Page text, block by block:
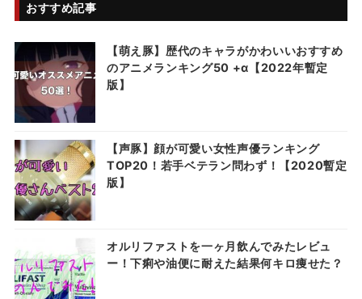
おすすめ記事
【萌え豚】歴代のキャラがかわいいおすすめ
のアニメランキング50 +α【2022年暫定
版】
【声豚】顔が可愛い女性声優ランキング
TOP20！若手ベテラン問わず！【2020暫定
版】
オルリファストを一ヶ月飲んでみたレビュ
ー！下痢や油便に耐えた結果何キロ痩せた？